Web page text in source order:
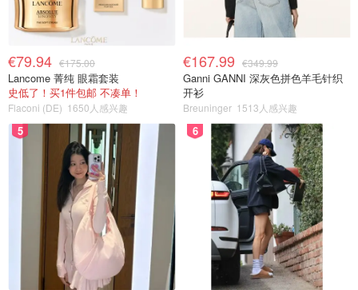
€79.94 €175.00
Lancome 菁纯 眼霜套装
史低了！买1件包邮 不凑单！
Flaconi (DE) 1650人感兴趣
€167.99 €349.99
Ganni GANNI 深灰色拼色羊毛针织
开衫
Breuninger 1513人感兴趣
5 6